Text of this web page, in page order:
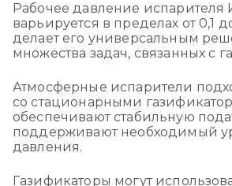
Рабочее давление испарителя
варьируется в пределах от 0,1
делает его универсальным
множества задач, связанных с
Атмосферные испарители
со стационарными
обеспечивают стабильную
поддерживают необходимый
давления.
Газификаторы могут